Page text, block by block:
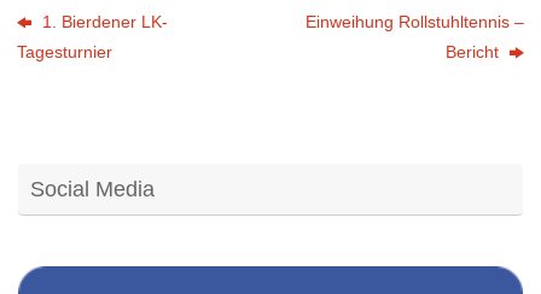
1. Bierdener LK-
Tagesturnier
Einweihung Rollstuhltennis –
Bericht
Social Media